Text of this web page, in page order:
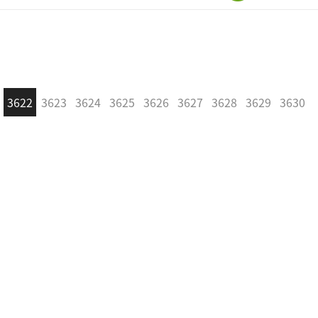
3622 3623 3624 3625 3626 3627 3628 3629 3630